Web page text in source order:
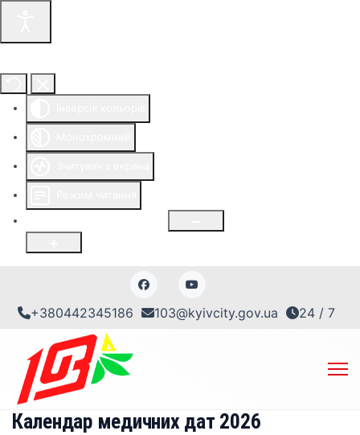
+380442345186 103@kyivcity.gov.ua 24 / 7
Календар медичних дат 2026